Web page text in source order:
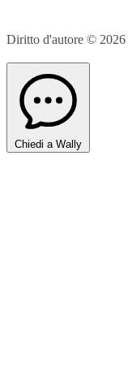
Diritto d'autore © 2026
Chiedi a Wally